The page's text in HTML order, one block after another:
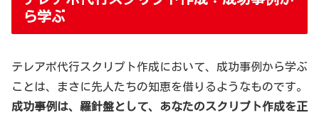
ら学ぶ
テレアポ代行スクリプト作成において、成功事例から学ぶ
ことは、まさに先人たちの知恵を借りるようなものです。
成功事例は、羅針盤として、あなたのスクリプト作成を正